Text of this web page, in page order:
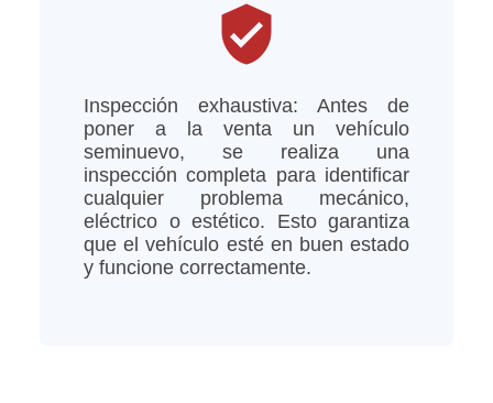
verified_user
Inspección exhaustiva: Antes de
poner a la venta un vehículo
seminuevo, se realiza una
inspección completa para identificar
cualquier problema mecánico,
eléctrico o estético. Esto garantiza
que el vehículo esté en buen estado
y funcione correctamente.